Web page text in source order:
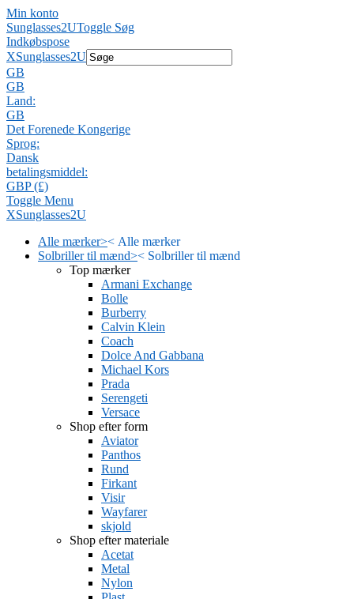
Min konto
Sunglasses2UToggle Søg
Indkøbspose
XSunglasses2U
GB
GB
Land:
GB
Det Forenede Kongerige
Sprog:
Dansk
betalingsmiddel:
GBP (£)
Toggle Menu
XSunglasses2U
Alle mærker>< Alle mærker
Solbriller til mænd>< Solbriller til mænd
Top mærker
Armani Exchange
Bolle
Burberry
Calvin Klein
Coach
Dolce And Gabbana
Michael Kors
Prada
Serengeti
Versace
Shop efter form
Aviator
Panthos
Rund
Firkant
Visir
Wayfarer
skjold
Shop efter materiale
Acetat
Metal
Nylon